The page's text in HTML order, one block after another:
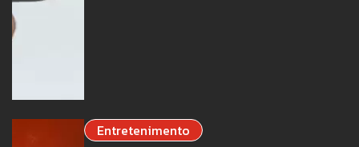
Entretenimento